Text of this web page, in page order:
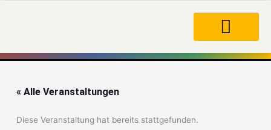
« Alle Veranstaltungen
Diese Veranstaltung hat bereits stattgefunden.